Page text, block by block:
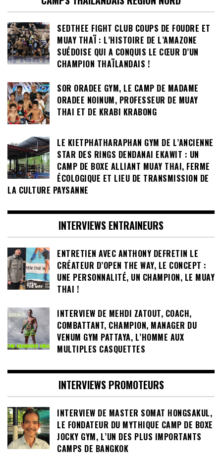
SEDTHEE FIGHT CLUB COUPS DE FOUDRE ET
MUAY THAÏ : L’HISTOIRE DE L’AMAZONE
SUÉDOISE QUI A CONQUIS LE CŒUR D’UN
CHAMPION THAÏLANDAIS !
SOR ORADEE GYM, LE CAMP DE MADAME
ORADEE NOINUM, PROFESSEUR DE MUAY
THAI ET DE KRABI KRABONG
LE KIETPHATHARAPHAN GYM DE L’ANCIENNE
STAR DES RINGS DENDANAI EKAWIT : UN
CAMP DE BOXE ALLIANT MUAY THAI, FERME
ÉCOLOGIQUE ET LIEU DE TRANSMISSION DE
LA CULTURE PAYSANNE
INTERVIEWS ENTRAINEURS
ENTRETIEN AVEC ANTHONY DEFRETIN LE
CRÉATEUR D’OPEN THE WAY, LE CONCEPT :
UNE PERSONNALITÉ, UN CHAMPION, LE MUAY
THAI !
INTERVIEW DE MEHDI ZATOUT, COACH,
COMBATTANT, CHAMPION, MANAGER DU
VENUM GYM PATTAYA, L’HOMME AUX
MULTIPLES CASQUETTES
INTERVIEWS PROMOTEURS
INTERVIEW DE MASTER SOMAT HONGSAKUL,
LE FONDATEUR DU MYTHIQUE CAMP DE BOXE
JOCKY GYM, L’UN DES PLUS IMPORTANTS
CAMPS DE BANGKOK